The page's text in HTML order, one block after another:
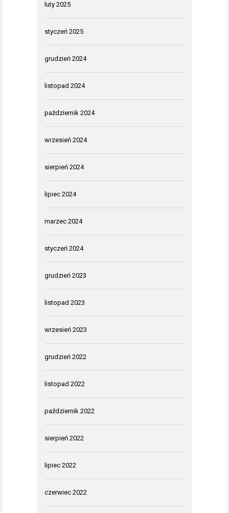
luty 2025
styczeń 2025
grudzień 2024
listopad 2024
październik 2024
wrzesień 2024
sierpień 2024
lipiec 2024
marzec 2024
styczeń 2024
grudzień 2023
listopad 2023
wrzesień 2023
grudzień 2022
listopad 2022
październik 2022
sierpień 2022
lipiec 2022
czerwiec 2022